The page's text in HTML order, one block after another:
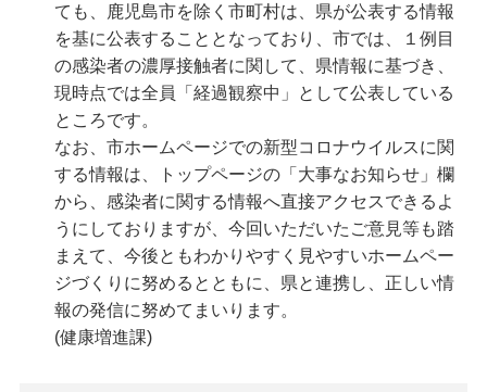
ても、鹿児島市を除く市町村は、県が公表する情報
を基に公表することとなっており、市では、１例目
の感染者の濃厚接触者に関して、県情報に基づき、
現時点では全員「経過観察中」として公表している
ところです。
なお、市ホームページでの新型コロナウイルスに関
する情報は、トップページの「大事なお知らせ」欄
から、感染者に関する情報へ直接アクセスできるよ
うにしておりますが、今回いただいたご意見等も踏
まえて、今後ともわかりやすく見やすいホームペー
ジづくりに努めるとともに、県と連携し、正しい情
報の発信に努めてまいります。
(健康増進課)